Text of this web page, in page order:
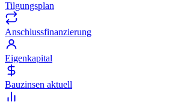
Tilgungsplan
Anschluss­finanzierung
Eigenkapital
Bauzinsen aktuell